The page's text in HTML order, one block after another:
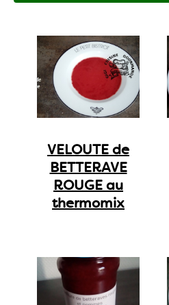
VELOUTE de
BETTERAVE
ROUGE au
thermomix